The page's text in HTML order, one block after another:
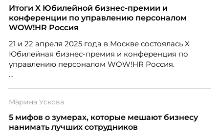
структуры компании. Для сотрудников сокращения
означают потерю стабильности, а для внешнего
рынка становятся сигналом о возможных
нередко превращаются в фактор, который
негативно влияет HR-бренд работодателя.
Итоги X Юбилейной бизнес-премии и
конференции по управлению персоналом
WOW!HR Россия
21 и 22 апреля 2025 года в Москве состоялась X
Юбилейная бизнес-премия и конференция по
управлению персоналом WOW!HR Россия.
номинантов и гостей мероприятия.
Марина Ускова
5 мифов о зумерах, которые мешают бизнесу
нанимать лучших сотрудников